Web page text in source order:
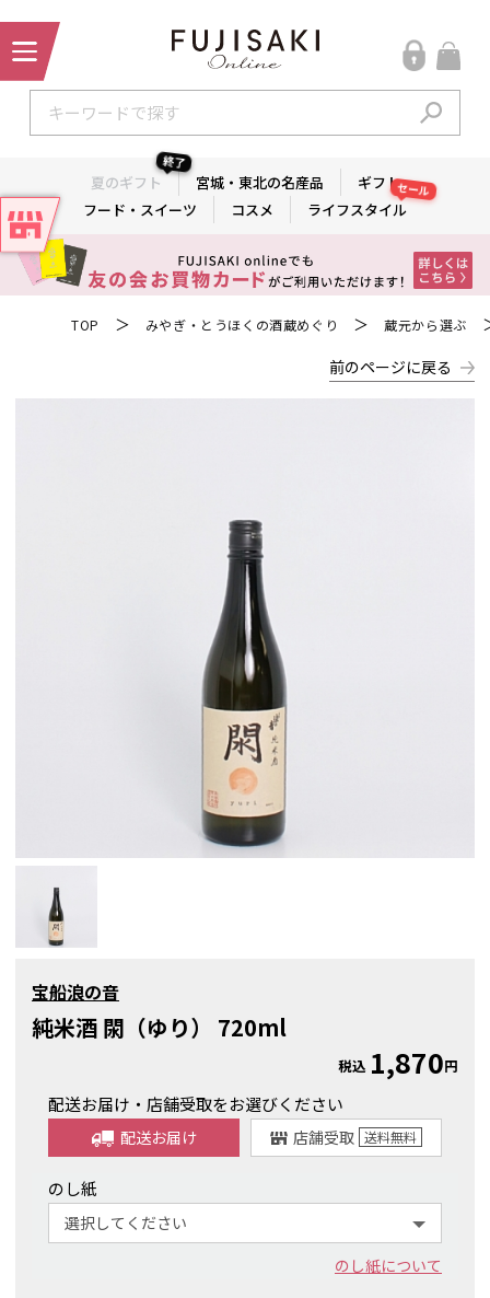
夏のギフト
終了
宮城・東北の名産品
ギフト
フード・スイーツ
コスメ ライフスタイル
セール
TOP ＞ みやぎ・とうほくの酒蔵めぐり ＞ 蔵元から選ぶ
前のページに戻る
宝船浪の音
純米酒 閖（ゆり） 720ml
税込 1,870円
配送お届け・店舗受取をお選びください
配送お届け 店舗受取 送料無料
のし紙
のし紙について